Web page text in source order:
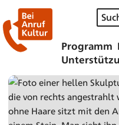
Programm